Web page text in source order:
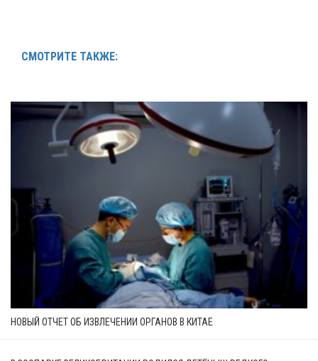
СМОТРИТЕ ТАКЖЕ:
НОВЫЙ ОТЧЕТ ОБ ИЗВЛЕЧЕНИИ ОРГАНОВ В КИТАЕ